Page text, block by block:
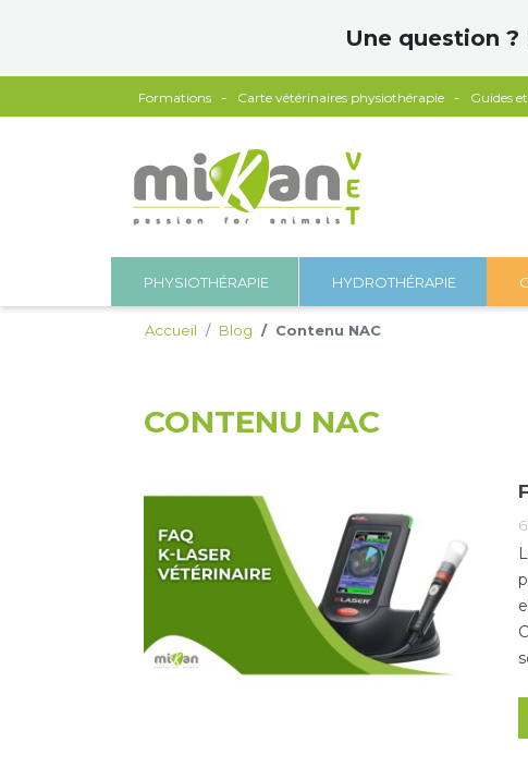
Une question
Formations Carte vétérinaires physiothérapie Guides
PHYSIOTHÉRAPIE HYDROTHÉRAPIE
Accueil Blog Contenu NAC
CONTENU NAC